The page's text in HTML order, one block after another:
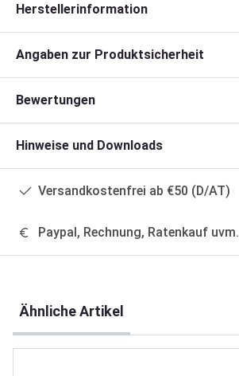
Herstellerinformation
Angaben zur Produktsicherheit
Bewertungen
Hinweise und Downloads
Versandkostenfrei ab €50 (D/AT)
Paypal, Rechnung, Ratenkauf uvm.
Ähnliche Artikel